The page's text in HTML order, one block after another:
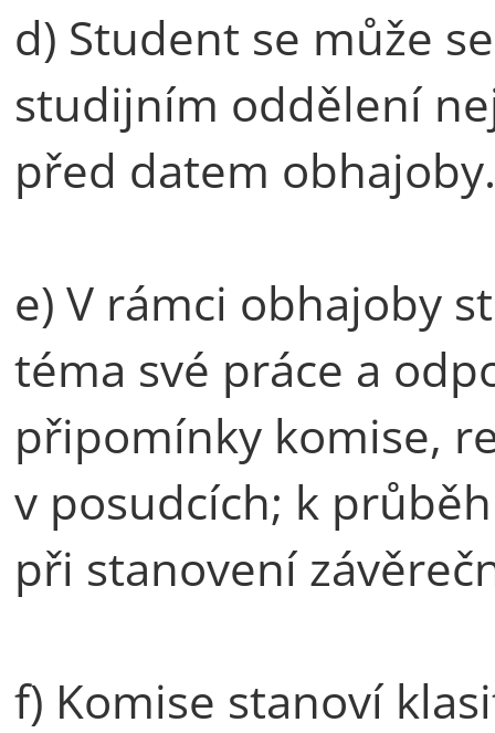
d) Student se může
studijním oddělení
před datem obhajoby.
e) V rámci obhajoby
téma své práce a
připomínky komise,
v posudcích; k
při stanovení
f) Komise stanoví